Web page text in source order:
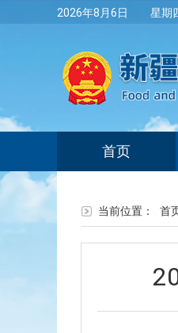
2026年8月6日 星期
首页
当前位置： 首